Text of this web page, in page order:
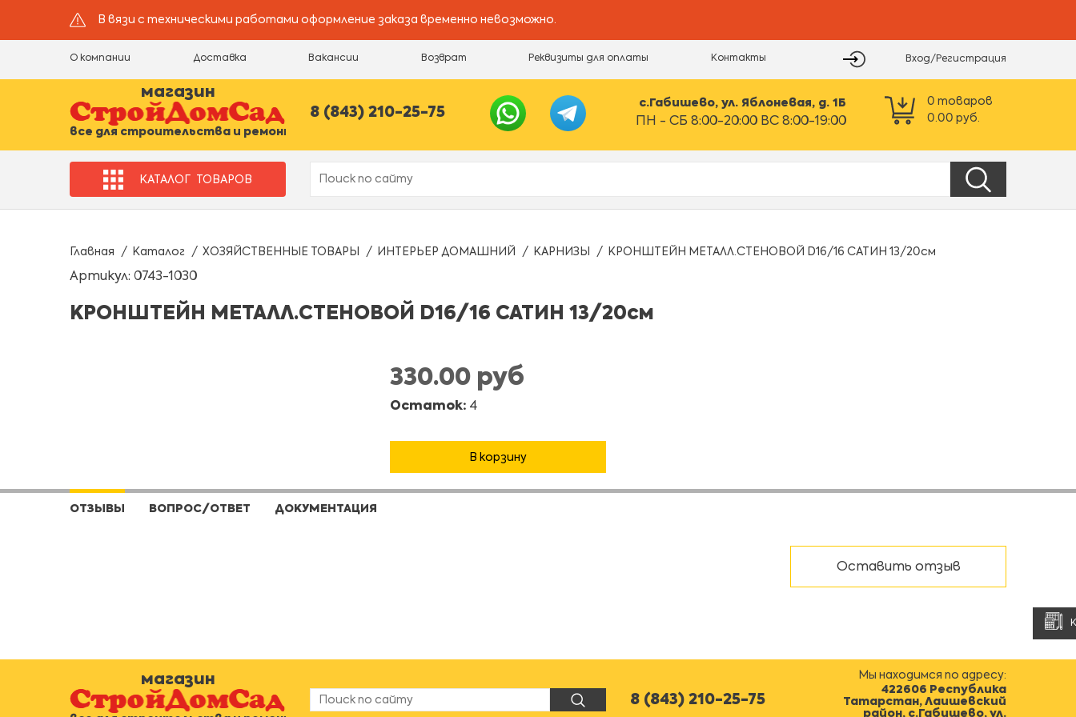
В вязи с техническими работами оформление заказа временно невозможно.
О компании Доставка Вакансии Возврат Реквизиты для оплаты Контакты Вход/Регистрация
магазин
все для строительства и ремонта
8 (843) 210-25-75
с.Габишево, ул. Яблоневая, д. 1Б
ПН - СБ 8:00-20:00 ВС 8:00-19:00
0 товаров
0.00 руб.
КАТАЛОГ ТОВАРОВ
Главная Каталог ХОЗЯЙСТВЕННЫЕ ТОВАРЫ ИНТЕРЬЕР ДОМАШНИЙ КАРНИЗЫ КРОНШТЕЙН МЕТАЛЛ.СТЕНОВОЙ D16/16 САТИН 13/20см
Артикул: 0743-1030
КРОНШТЕЙН МЕТАЛЛ.СТЕНОВОЙ D16/16 САТИН 13/20см
330.00 руб
Остаток: 4
В корзину
ОТЗЫВЫ ВОПРОС/ОТВЕТ ДОКУМЕНТАЦИЯ
Оставить отзыв
магазин
8 (843) 210-25-75
Мы находимся по адресу:
422606 Республика
Татарстан, Лаишевский
район, с.Габишево, ул.